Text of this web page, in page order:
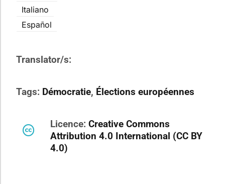
Italiano
Español
Translator/s:
Tags: Démocratie, Élections européennes
Licence: Creative Commons
Attribution 4.0 International (CC BY
4.0)